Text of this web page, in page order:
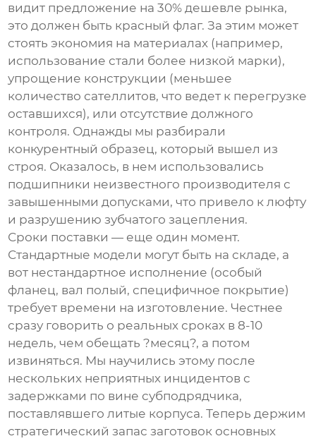
видит предложение на 30% дешевле рынка,
это должен быть красный флаг. За этим может
стоять экономия на материалах (например,
использование стали более низкой марки),
упрощение конструкции (меньшее
количество сателлитов, что ведет к перегрузке
оставшихся), или отсутствие должного
контроля. Однажды мы разбирали
конкурентный образец, который вышел из
строя. Оказалось, в нем использовались
подшипники неизвестного производителя с
завышенными допусками, что привело к люфту
и разрушению зубчатого зацепления.
Сроки поставки — еще один момент.
Стандартные модели могут быть на складе, а
вот нестандартное исполнение (особый
фланец, вал полый, специфичное покрытие)
требует времени на изготовление. Честнее
сразу говорить о реальных сроках в 8-10
недель, чем обещать ?месяц?, а потом
извиняться. Мы научились этому после
нескольких неприятных инцидентов с
задержками по вине субподрядчика,
поставлявшего литые корпуса. Теперь держим
стратегический запас заготовок основных